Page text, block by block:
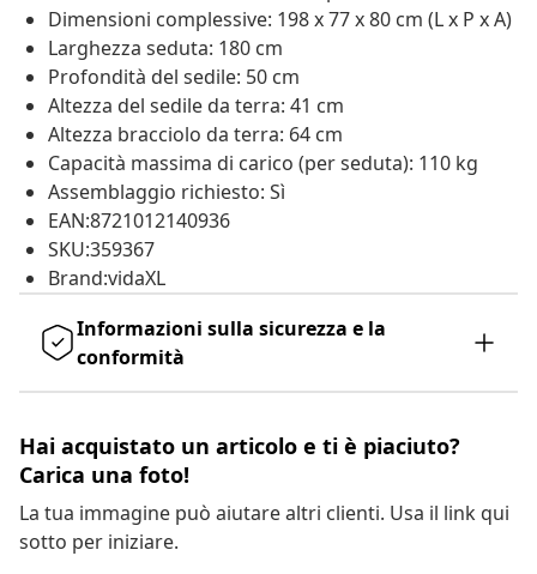
Dimensioni complessive: 198 x 77 x 80 cm (L x P x A)
Larghezza seduta: 180 cm
Profondità del sedile: 50 cm
Altezza del sedile da terra: 41 cm
Altezza bracciolo da terra: 64 cm
Capacità massima di carico (per seduta): 110 kg
Assemblaggio richiesto: Sì
EAN:8721012140936
SKU:359367
Brand:vidaXL
Informazioni sulla sicurezza e la
conformità
Hai acquistato un articolo e ti è piaciuto?
Carica una foto!
La tua immagine può aiutare altri clienti. Usa il link qui
sotto per iniziare.